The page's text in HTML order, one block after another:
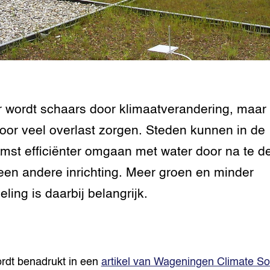
en infra
Aanpakken
Pigs
Digitalisering &
exoten
genetische
wordt schaars door klimaatverandering, maar
veel overlast zorgen. Steden kunnen in de
efficiënter omgaan met water door na te
andere inrichting. Meer groen en minder
is daarbij belangrijk.
benadrukt in een artikel van Wageningen Climate